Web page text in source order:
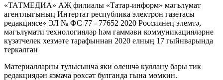
«ТАТМЕДИА» АҖ филиалы «Татар-информ» мәгълүмат
агентлыгының Интертат республика электрон газетасы
редакциясе» ЭЛ № ФС 77 - 77652 2020 Россиянең элемтә,
мәгълүмати технологияләр һәм гаммәви коммуникацияләрне
күзәтчелек хезмәте тарафыннан 2020 елның 17 гыйнварында
теркәлгән
Материалларны тулысынча яки өлешчә куллану бары тик
редакциядән язмача рөхсәт булганда гына мөмкин.